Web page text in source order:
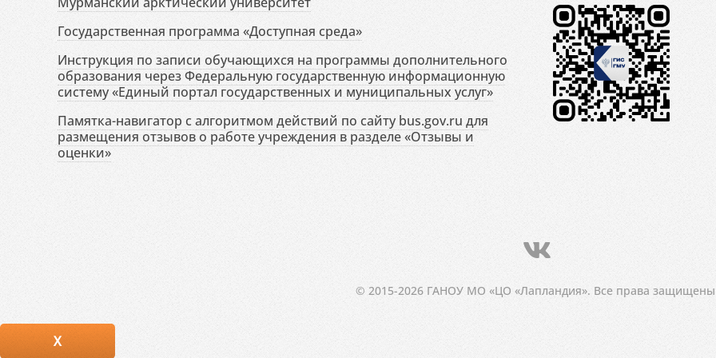
Государственная программа «Доступная среда»
Инструкция по записи обучающихся на программы дополнительного
образования через Федеральную государственную информационную
систему «Единый портал государственных и муниципальных услуг»
Памятка-навигатор с алгоритмом действий по сайту bus.gov.ru для
размещения отзывов о работе учреждения в разделе «Отзывы и
оценки»
© 2015-2026 ГАНОУ МО «ЦО «Лапландия». Все права
X